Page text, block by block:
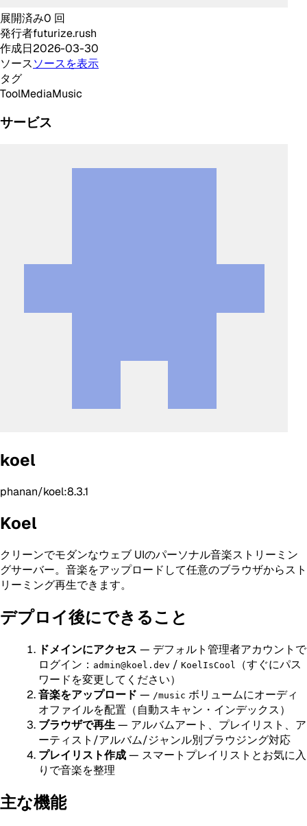
展開済み0 回
発行者futurize.rush
作成日2026-03-30
ソースソースを表示
タグ
ToolMediaMusic
サービス
koel
phanan/koel:8.3.1
Koel
クリーンでモダンなウェブ UIのパーソナル音楽ストリーミン
グサーバー。音楽をアップロードして任意のブラウザからスト
リーミング再生できます。
デプロイ後にできること
ドメインにアクセス — デフォルト管理者アカウントで
ログイン： admin@koel.dev / KoelIsCool
（すぐにパス
ワードを変更してください）
音楽をアップロード — /music ボリュームにオーディ
オファイルを配置（自動スキャン・インデックス）
ブラウザで再生— アルバムアート、プレイリスト、ア
ーティスト/アルバム/ジャンル別ブラウジング対応
プレイリスト作成— スマートプレイリストとお気に入
りで音楽を整理
主な機能